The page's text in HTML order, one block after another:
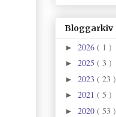
Bloggarkiv
► 2026 ( 1 )
► 2025 ( 3 )
► 2023 ( 23 )
► 2021 ( 5 )
► 2020 ( 53 )